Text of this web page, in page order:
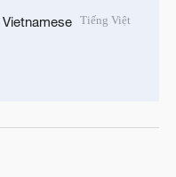
Vietnamese Tiếng Việt